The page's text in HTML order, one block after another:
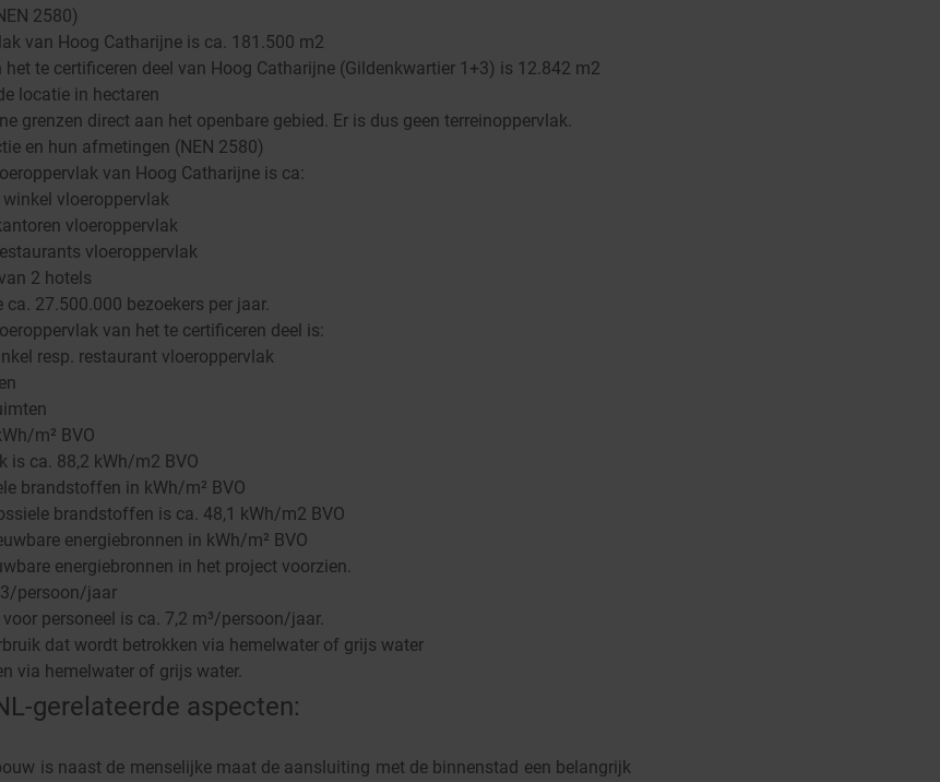
2580)
van Hoog Catharijne is ca. 181.500 m2
te certificeren deel van Hoog Catharijne (Gildenkwartier 1+3) is 12.842 m2
locatie in hectaren
grenzen direct aan het openbare gebied. Er is dus geen terreinoppervlak.
en hun afmetingen (NEN 2580)
van Hoog Catharijne is ca:
vloeroppervlak
vloeroppervlak
vloeroppervlak
2 hotels
27.500.000 bezoekers per jaar.
van het te certificeren deel is:
resp. restaurant vloeroppervlak
m² BVO
is ca. 88,2 kWh/m2 BVO
brandstoffen in kWh/m² BVO
brandstoffen is ca. 48,1 kWh/m2 BVO
energiebronnen in kWh/m² BVO
energiebronnen in het project voorzien.
persoon/jaar
personeel is ca. 7,2 m³/persoon/jaar.
dat wordt betrokken via hemelwater of grijs water
via hemelwater of grijs water.
aspecten:
is naast de menselijke maat de aansluiting met de binnenstad een belangrijk